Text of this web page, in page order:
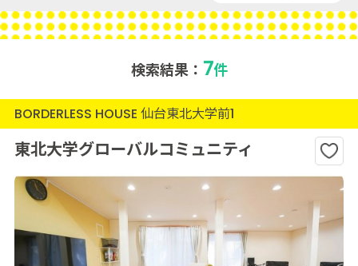
検索結果： 7件
BORDERLESS HOUSE 仙台東北大学前1
東北大学グローバルコミュニティ